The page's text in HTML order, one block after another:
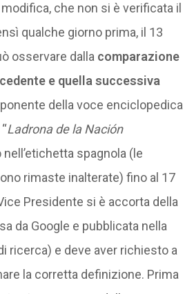
che non si è verificata il
qualche giorno prima, il 13
osservare dalla comparazione
e quella successiva
della voce enciclopedica
Ladrona de la Nación
nell’etichetta spagnola (le
rimaste inalterate) fino al 17
Presidente si è accorta della
da Google e pubblicata nella
ricerca) e deve aver richiesto a
la corretta definizione. Prima